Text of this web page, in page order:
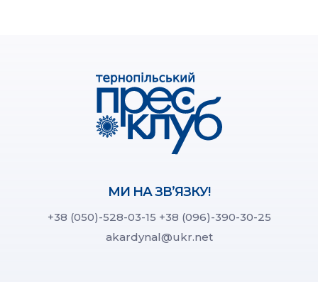
МИ НА ЗВ’ЯЗКУ!
+38 (050)-528-03-15 +38 (096)-390-30-25
akardynal@ukr.net